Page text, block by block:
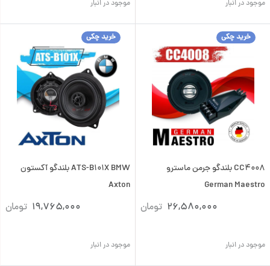
موجود در انبار موجود در انبار
خرید چکی
CC4008 بلندگو جرمن ماسترو
German Maestro
26,580,000 تومان
موجود در انبار
خرید چکی
ATS-B101X BMW بلندگو آکستون
Axton
19,765,000 تومان
موجود در انبار